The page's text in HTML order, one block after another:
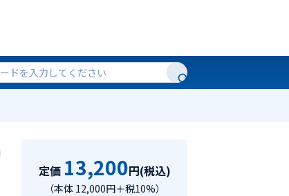
定価 13,200円(税込)
（本体 12,000円＋税10%）